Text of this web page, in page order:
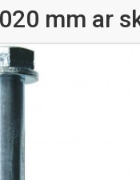
mm ar